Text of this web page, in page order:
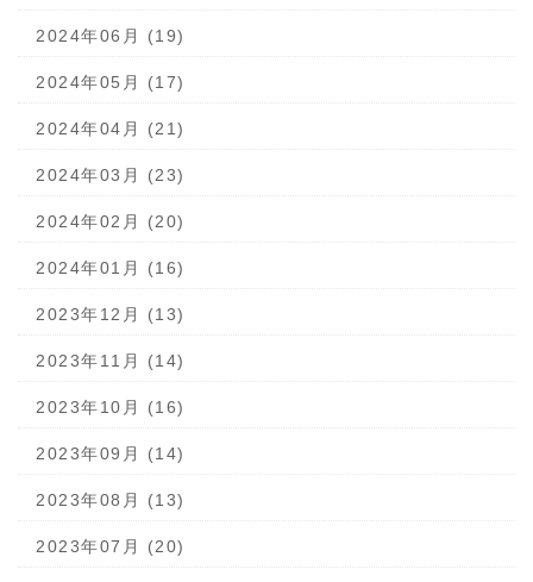
2024年06月 (19)
2024年05月 (17)
2024年04月 (21)
2024年03月 (23)
2024年02月 (20)
2024年01月 (16)
2023年12月 (13)
2023年11月 (14)
2023年10月 (16)
2023年09月 (14)
2023年08月 (13)
2023年07月 (20)